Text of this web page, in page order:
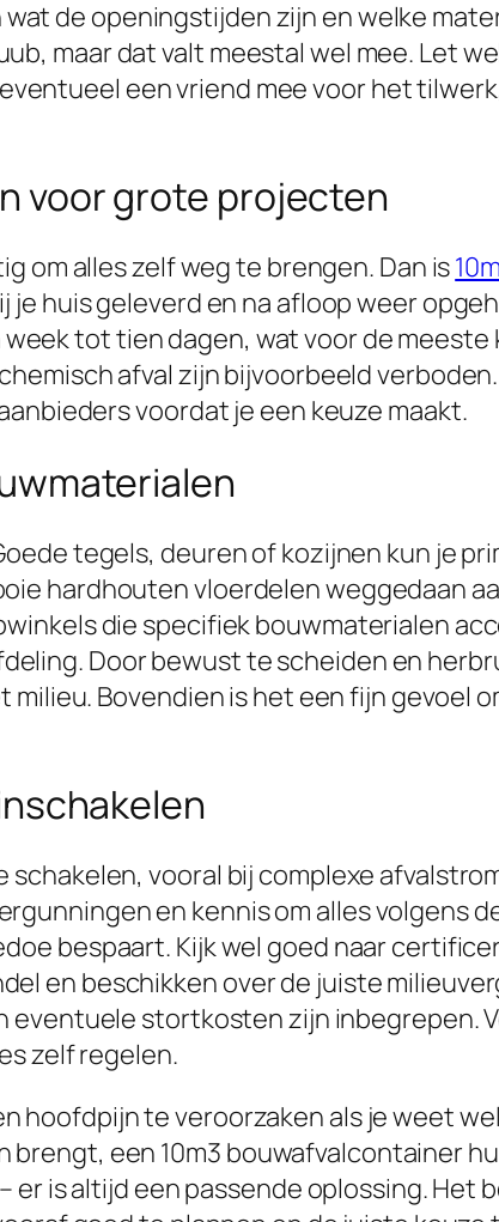
de openingstijden zijn en welke
maar dat valt meestal wel mee. Let
een vriend mee voor het
voor grote projecten
om alles zelf weg te brengen. Dan is
huis geleverd en na afloop weer
tot tien dagen, wat voor de meeste
afval zijn bijvoorbeeld
voordat je een keuze maakt.
tegels, deuren of kozijnen kun je
hardhouten vloerdelen weggedaan
die specifiek bouwmaterialen
Door bewust te scheiden en
milieu. Bovendien is het een fijn gevoel
vooral bij complexe
en kennis om alles volgens
bespaart. Kijk wel goed naar
en beschikken over de juiste
stortkosten zijn inbegrepen.
zelf regelen.
hoofdpijn te veroorzaken als je weet
een 10m3 bouwafvalcontainer
er is altijd een passende oplossing. Het